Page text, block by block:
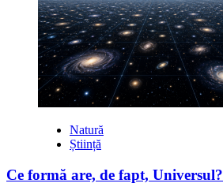
Natură
Știință
Ce formă are, de fapt, Universul?